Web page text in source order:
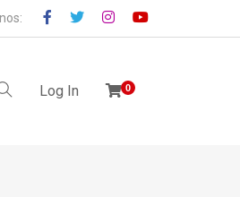
Log In 0